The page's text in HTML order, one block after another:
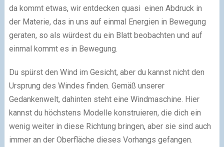
da kommt etwas, wir entdecken quasi einen Abdruck in
der Materie, das in uns auf einmal Energien in Bewegung
geraten, so als würdest du ein Blatt beobachten und auf
einmal kommt es in Bewegung.
Du spürst den Wind im Gesicht, aber du kannst nicht den
Ursprung des Windes finden. Gemäß unserer
Gedankenwelt, dahinten steht eine Windmaschine. Hier
kannst du höchstens Modelle konstruieren, die dich ein
wenig weiter in diese Richtung bringen, aber sie sind auch
immer an der Oberfläche dieses Vorhangs gefangen.